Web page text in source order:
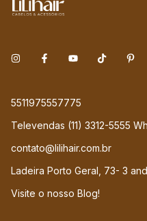
5511975557775
Televendas (11) 3312-5555
contato@lilihair.com.br
Ladeira Porto Geral, 73- 3
Visite o nosso Blog!